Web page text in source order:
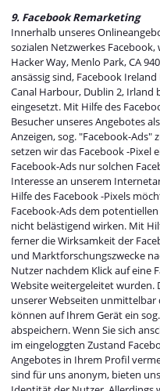
9. Facebook Remarketing
Innerhalb unseres
sozialen Netzwerkes Facebook,
Hacker Way, Menlo Park, CA
ansässig sind, Facebook
Canal Harbour, Dublin 2, Irland
eingesetzt. Mit Hilfe des
Besucher unseres Angebotes
Anzeigen, sog. "Facebook-
setzen wir das Facebook -Pixel
Facebook-Ads nur solchen
Interesse an unserem
Hilfe des Facebook -Pixels
Facebook-Ads dem
nicht belästigend wirken. Mit
ferner die Wirksamkeit der
und Marktforschungszwecke
Nutzer nachdem Klick auf eine
Website weitergeleitet wurden.
unserer Webseiten
können auf Ihrem Gerät ein
abspeichern. Wenn Sie sich
im eingeloggten Zustand
Angebotes in Ihrem Profil
sind für uns anonym, bieten